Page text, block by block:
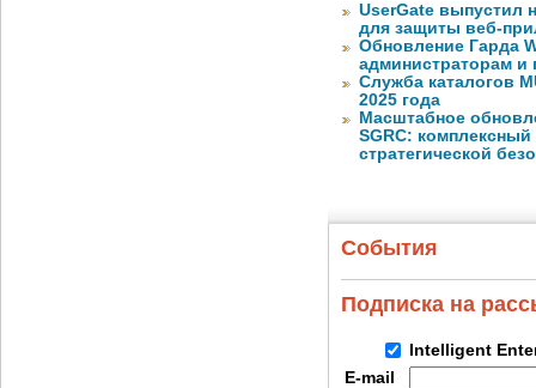
UserGate выпустил
для защиты веб-
Обновление Гарда
администраторам и
Служба каталогов
2025 года
Масштабное
SGRC:
стратегической
События
Подписка на
Intelligent
E-mail